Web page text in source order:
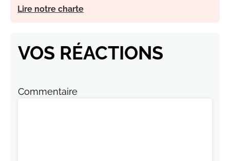
Lire notre charte
VOS RÉACTIONS
Commentaire